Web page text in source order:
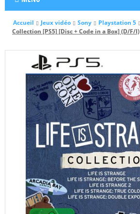
Accueil Jeux vidéo Sony Playstation 5
Collection [PS5] [Disc + Code in a Box] (D/F/I)